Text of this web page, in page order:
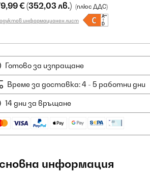
€(352,03 лв.) (плюс ДДС)
информационен лист
Готово за изпращане
Време за доставка: 4 - 5 работни дни
14 дни за връщане
информация